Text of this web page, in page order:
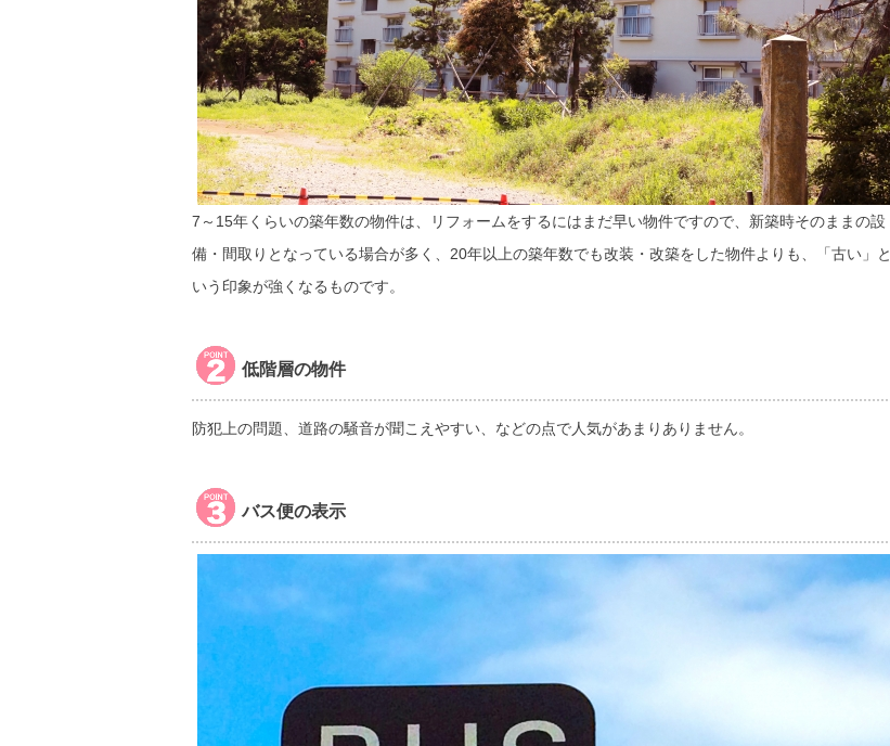
7～15年くらいの築年数の物件は、リフォームをするにはまだ早い物件ですので、新築時そのままの設
備・間取りとなっている場合が多く、20年以上の築年数でも改装・改築をした物件よりも、「古い」と
いう印象が強くなるものです。
低階層の物件
防犯上の問題、道路の騒音が聞こえやすい、などの点で人気があまりありません。
バス便の表示